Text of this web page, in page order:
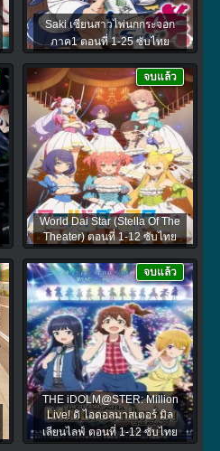
Saki เซียนสาวไพ่นกกระจอก
ภาค1 ตอนที่ 1-25 ซับไทย
World Dai Star (Stella Of The
Theater) ตอนที่ 1-12 ซับไทย
จบแล้ว
THE iDOLM@STER: Million
Live! ดิ ไอดอลมาสเตอร์ มิล
เลียนไลฟ์ ตอนที่ 1-12 ซับไทย
จบแล้ว